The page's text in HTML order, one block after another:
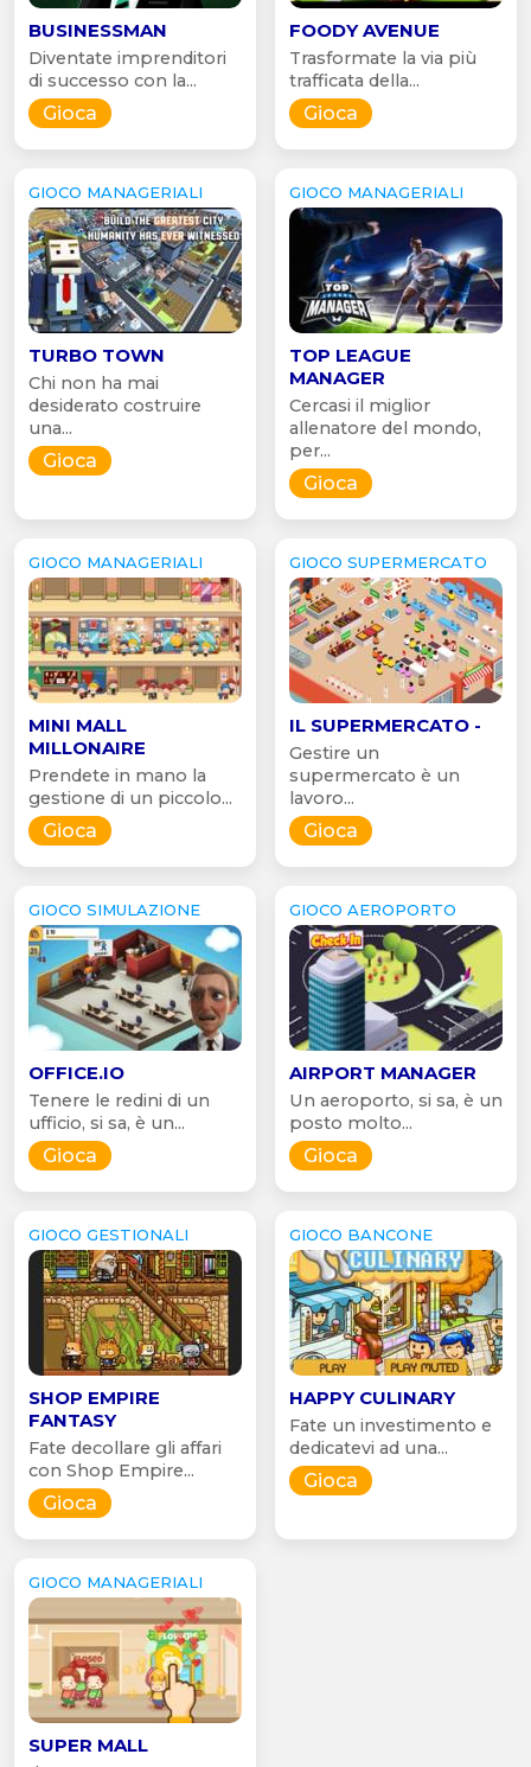
BUSINESSMAN
Diventate imprenditori
di successo con la...
Gioca
FOODY AVENUE
Trasformate la via più
trafficata della...
Gioca
GIOCO MANAGERIALI
TURBO TOWN
Chi non ha mai
desiderato costruire
una...
Gioca
GIOCO MANAGERIALI
TOP LEAGUE
MANAGER
Cercasi il miglior
allenatore del mondo,
per...
Gioca
GIOCO MANAGERIALI
MINI MALL
MILLONAIRE
Prendete in mano la
gestione di un piccolo...
Gioca
GIOCO SUPERMERCATO
IL SUPERMERCATO -
Gestire un
supermercato è un
lavoro...
Gioca
GIOCO SIMULAZIONE
OFFICE.IO
Tenere le redini di un
ufficio, si sa, è un...
Gioca
GIOCO AEROPORTO
AIRPORT MANAGER
Un aeroporto, si sa, è un
posto molto...
Gioca
GIOCO GESTIONALI
SHOP EMPIRE
FANTASY
Fate decollare gli affari
con Shop Empire...
Gioca
GIOCO BANCONE
HAPPY CULINARY
Fate un investimento e
dedicatevi ad una...
Gioca
GIOCO MANAGERIALI
SUPER MALL